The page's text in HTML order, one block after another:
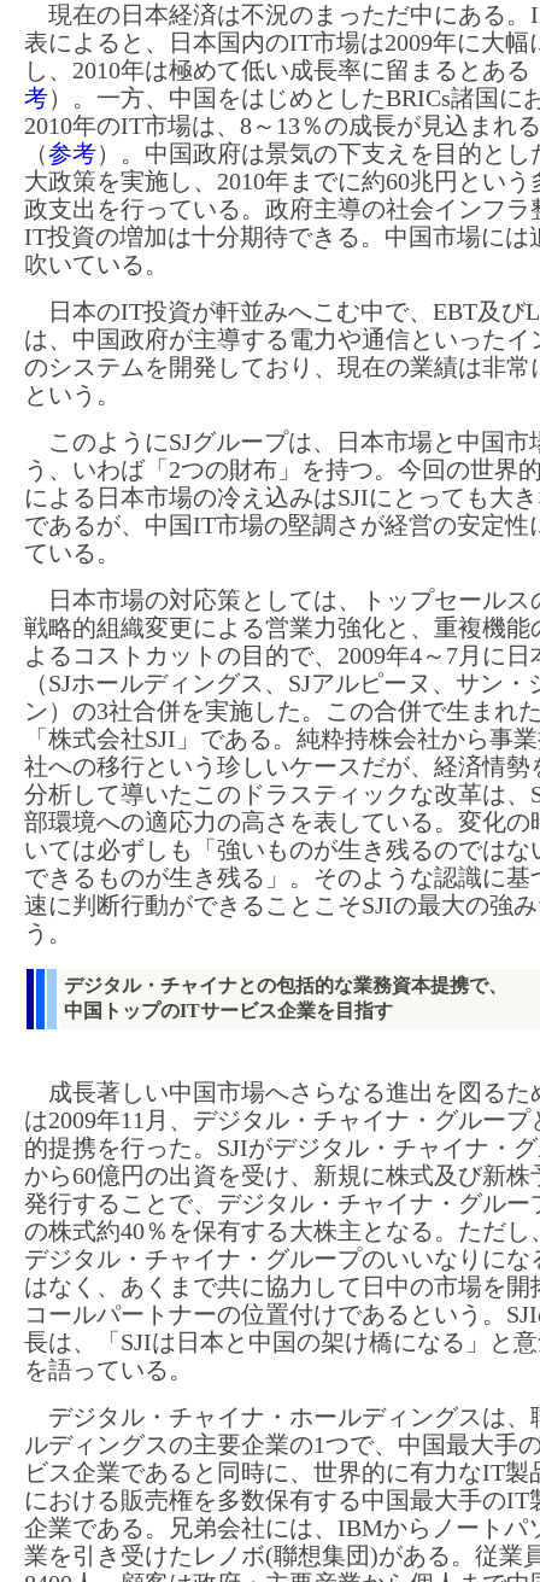
現在の日本経済は不況のまっただ中にある。
表によると、日本国内のIT市場は2009年に大幅
し、2010年は極めて低い成長率に留まるとある
考）。一方、中国をはじめとしたBRICs諸国に
2010年のIT市場は、8～13％の成長が見込まれ
（参考）。中国政府は景気の下支えを目的とし
大政策を実施し、2010年までに約60兆円という
政支出を行っている。政府主導の社会インフラ
IT投資の増加は十分期待できる。中国市場には
吹いている。
日本のIT投資が軒並みへこむ中で、EBT及び
は、中国政府が主導する電力や通信といったイ
のシステムを開発しており、現在の業績は非常
という。
このようにSJグループは、日本市場と中国市
う、いわば「2つの財布」を持つ。今回の世界
による日本市場の冷え込みはSJIにとっても大
であるが、中国IT市場の堅調さが経営の安定性
ている。
日本市場の対応策としては、トップセールス
戦略的組織変更による営業力強化と、重複機能
よるコストカットの目的で、2009年4～7月に日
（SJホールディングス、SJアルピーヌ、サン・
ン）の3社合併を実施した。この合併で生まれ
「株式会社SJI」である。純粋持株会社から事
社への移行という珍しいケースだが、経済情勢
分析して導いたこのドラスティックな改革は、
部環境への適応力の高さを表している。変化の
いては必ずしも「強いものが生き残るのではな
できるものが生き残る」。そのような認識に基
速に判断行動ができることこそSJIの最大の強
う。
デジタル・チャイナとの包括的な業務資本提携で、
中国トップのITサービス企業を目指す
成長著しい中国市場へさらなる進出を図るた
は2009年11月、デジタル・チャイナ・グループ
的提携を行った。SJIがデジタル・チャイナ・
から60億円の出資を受け、新規に株式及び新株
発行することで、デジタル・チャイナ・グルー
の株式約40％を保有する大株主となる。ただし
デジタル・チャイナ・グループのいいなりにな
はなく、あくまで共に協力して日中の市場を開
コールパートナーの位置付けであるという。
長は、「SJIは日本と中国の架け橋になる」と
を語っている。
デジタル・チャイナ・ホールディングスは、
ルディングスの主要企業の1つで、中国最大手
ビス企業であると同時に、世界的に有力なIT製
における販売権を多数保有する中国最大手のIT
企業である。兄弟会社には、IBMからノートパ
業を引き受けたレノボ(聯想集団)がある。従業